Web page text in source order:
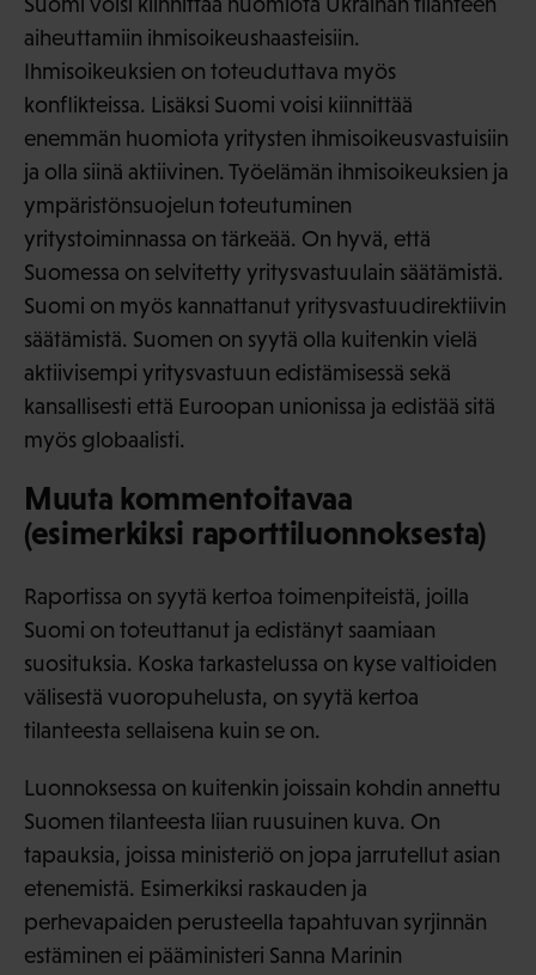
aiheuttamiin ihmisoikeushaasteisiin.
Ihmisoikeuksien on toteuduttava myös
konflikteissa. Lisäksi Suomi voisi kiinnittää
enemmän huomiota yritysten ihmisoikeusvastuisiin
ja olla siinä aktiivinen. Työelämän ihmisoikeuksien ja
ympäristönsuojelun toteutuminen
yritystoiminnassa on tärkeää. On hyvä, että
Suomessa on selvitetty yritysvastuulain säätämistä.
Suomi on myös kannattanut yritysvastuudirektiivin
säätämistä. Suomen on syytä olla kuitenkin vielä
aktiivisempi yritysvastuun edistämisessä sekä
kansallisesti että Euroopan unionissa ja edistää sitä
myös globaalisti.
Muuta kommentoitavaa
(esimerkiksi raporttiluonnoksesta)
Raportissa on syytä kertoa toimenpiteistä, joilla
Suomi on toteuttanut ja edistänyt saamiaan
suosituksia. Koska tarkastelussa on kyse valtioiden
välisestä vuoropuhelusta, on syytä kertoa
tilanteesta sellaisena kuin se on.
Luonnoksessa on kuitenkin joissain kohdin annettu
Suomen tilanteesta liian ruusuinen kuva. On
tapauksia, joissa ministeriö on jopa jarrutellut asian
etenemistä. Esimerkiksi raskauden ja
perhevapaiden perusteella tapahtuvan syrjinnän
estäminen ei pääministeri Sanna Marinin